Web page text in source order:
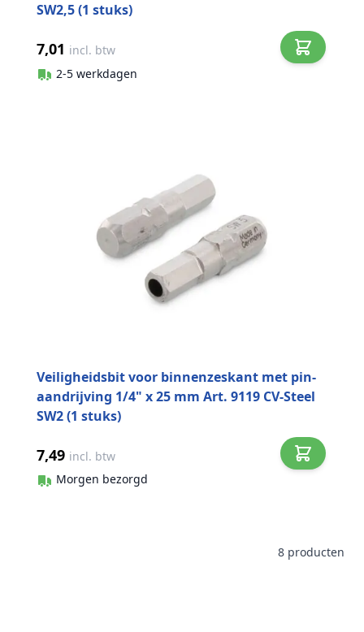
SW2,5 (1 stuks)
7,01 incl. btw
2-5 werkdagen
Veiligheidsbit voor binnenzeskant met pin-
aandrijving 1/4" x 25 mm Art. 9119 CV-Steel
SW2 (1 stuks)
7,49 incl. btw
Morgen bezorgd
8 producten